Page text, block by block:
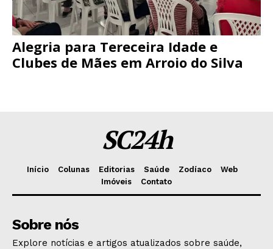
Alegria para Tereceira Idade e
Clubes de Mães em Arroio do Silva
SC24h
Início Colunas Editorias Saúde Zodíaco
Web
Imóveis
Contato
Sobre nós
Explore notícias e artigos atualizados sobre saúde,